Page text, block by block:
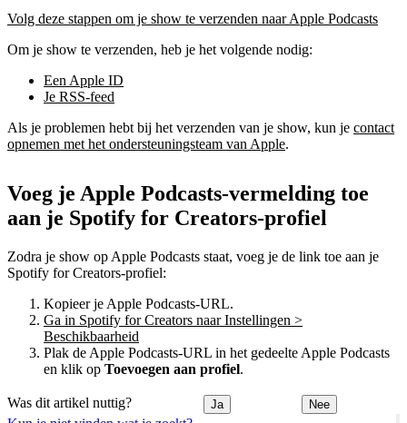
Volg deze stappen om je show te verzenden naar Apple Podcasts
Om je show te verzenden, heb je het volgende nodig:
Een Apple ID
Je RSS-feed
Als je problemen hebt bij het verzenden van je show, kun je contact
opnemen met het ondersteuningsteam van Apple.
Voeg je Apple Podcasts-vermelding toe
aan je Spotify for Creators-profiel
Zodra je show op Apple Podcasts staat, voeg je de link toe aan je
Spotify for Creators-profiel:
Kopieer je Apple Podcasts-URL.
Ga in Spotify for Creators naar Instellingen >
Beschikbaarheid
Plak de Apple Podcasts-URL in het gedeelte Apple Podcasts
en klik op Toevoegen aan profiel.
Was dit artikel nuttig? Ja Nee